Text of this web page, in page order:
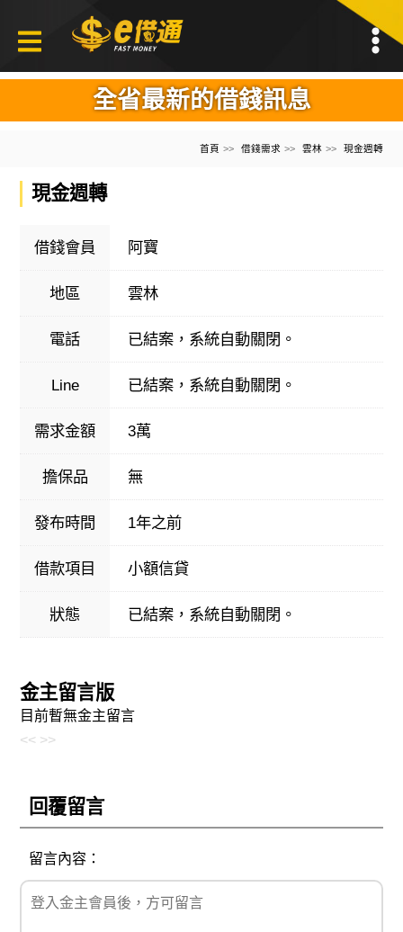
全省最新的借錢訊息
首頁 借錢需求 雲林 現金週轉
現金週轉
借錢會員 阿寶
地區 雲林
電話 已結案，系統自動關閉。
Line 已結案，系統自動關閉。
需求金額 3萬
擔保品 無
發布時間 1年之前
借款項目 小額信貸
狀態 已結案，系統自動關閉。
金主留言版
目前暫無金主留言
<< >>
回覆留言
留言內容：